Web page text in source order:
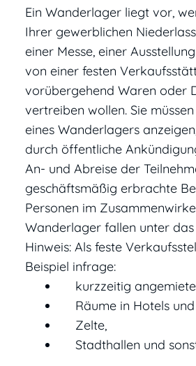
Ein Wanderlager liegt vor,
Ihrer gewerblichen
einer Messe, einer
von einer festen
vorübergehend Waren oder
vertreiben wollen. Sie
eines Wanderlagers
durch öffentliche
An- und Abreise der
geschäftsmäßig erbrachte
Personen im
Wanderlager fallen unter das
Hinweis:Als feste
Beispiel infrage:
kurzzeitig
Räume in Hotels
Zelte,
Stadthallen und